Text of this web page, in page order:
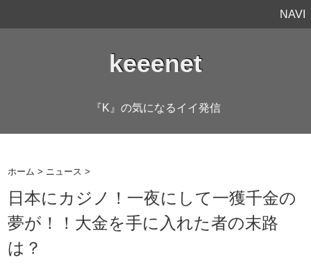
NAVI
keeenet
『K』の気になるイイ発信
ホーム > ニュース >
日本にカジノ！一夜にして一獲千金の
夢が！！大金を手に入れた者の末路
は？